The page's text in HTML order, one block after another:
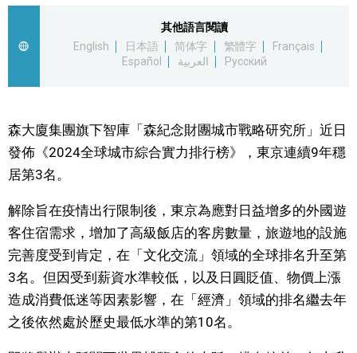
政治外交
社會
財經
文化
科學技術
生活
運動
其他語言閱讀
English
日本語 简体字 繁體字
Français
Español
العربية Русский
森大廈集團旗下智庫「森紀念財團城市戰略研究所」近日
發佈《2024全球城市綜合實力排行榜》，東京連續9年穩
居第3名。
解除旨在疫情出行限制後，東京為應對日益增多的外國遊
客住宿需求，增加了高級飯店的客房數量，旅遊地的設施
完善度受到肯定，在「文化交流」領域的全球排名升至第
3名。但因受到薪資水準較低，以及日圓貶值、物價上漲
造成消費低迷等因素影響，在「經濟」領域的排名繼去年
之後依然處於歷史最低水準的第10名。